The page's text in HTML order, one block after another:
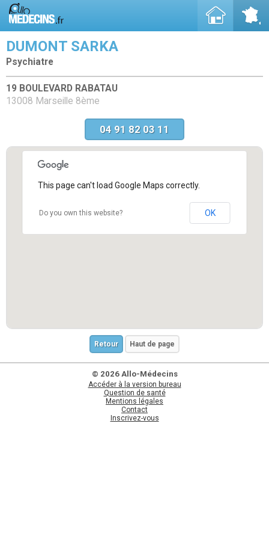
DUMONT SARKA
Psychiatre
19 BOULEVARD RABATAU
13008 Marseille 8ème
04 91 82 03 11
This page can't load Google Maps correctly.
Do you own this website? OK
Retour Haut de page
© 2026 Allo-Médecins
Accéder à la version bureau
Question de santé
Mentions légales
Contact
Inscrivez-vous